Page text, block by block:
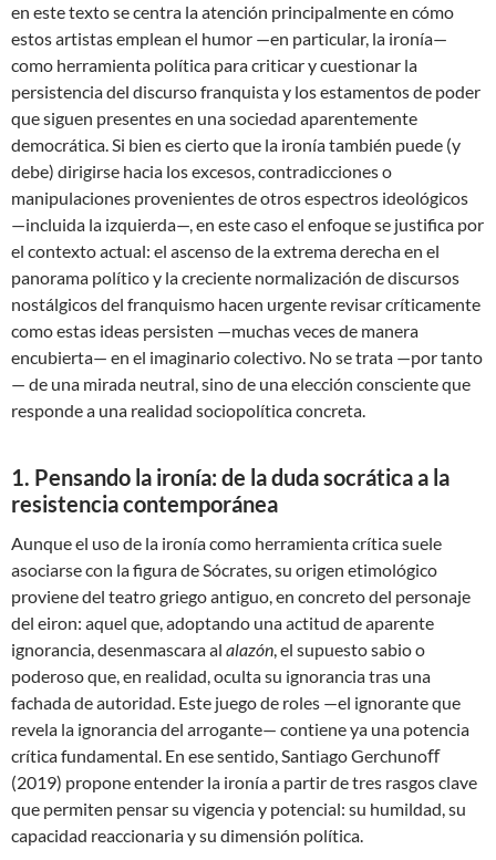
en este texto se centra la atención principalmente en cómo
estos artistas emplean el humor —en particular, la ironía—
como herramienta política para criticar y cuestionar la
persistencia del discurso franquista y los estamentos de poder
que siguen presentes en una sociedad aparentemente
democrática. Si bien es cierto que la ironía también puede (y
debe) dirigirse hacia los excesos, contradicciones o
manipulaciones provenientes de otros espectros ideológicos
—incluida la izquierda—, en este caso el enfoque se justifica por
el contexto actual: el ascenso de la extrema derecha en el
panorama político y la creciente normalización de discursos
nostálgicos del franquismo hacen urgente revisar críticamente
como estas ideas persisten —muchas veces de manera
encubierta— en el imaginario colectivo. No se trata —por tanto
— de una mirada neutral, sino de una elección consciente que
responde a una realidad sociopolítica concreta.
1. Pensando la ironía: de la duda socrática a la
resistencia contemporánea
Aunque el uso de la ironía como herramienta crítica suele
asociarse con la figura de Sócrates, su origen etimológico
proviene del teatro griego antiguo, en concreto del personaje
del eiron: aquel que, adoptando una actitud de aparente
ignorancia, desenmascara al alazón, el supuesto sabio o
poderoso que, en realidad, oculta su ignorancia tras una
fachada de autoridad. Este juego de roles —el ignorante que
revela la ignorancia del arrogante— contiene ya una potencia
crítica fundamental. En ese sentido, Santiago Gerchunoﬀ
(2019) propone entender la ironía a partir de tres rasgos clave
que permiten pensar su vigencia y potencial: su humildad, su
capacidad reaccionaria y su dimensión política.